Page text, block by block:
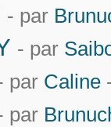
- par
- par
par Caline
par